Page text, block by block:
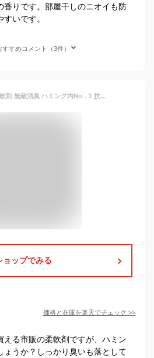
香りです。部屋干しのニオイも防
いです。
すめコメント（3件）
ハミング 消臭実感 柔軟剤 無敵消臭 ハミング内No．1 抗菌 リフレッシュグリーンの香り つめかえ用 2600ml×4個 大容量
ョップでみる
価格と在庫を楽天でチェック >>
える市販の柔軟剤ですが、ハミン
ょうか？しっかり臭いも落として